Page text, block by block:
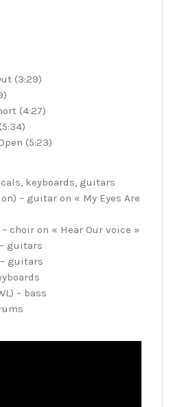
(3:29)
(4:27)
(5:23)
keyboards, guitars
– guitar on « My Eyes Are
choir on « Hear Our voice »
guitars
guitars
– bass